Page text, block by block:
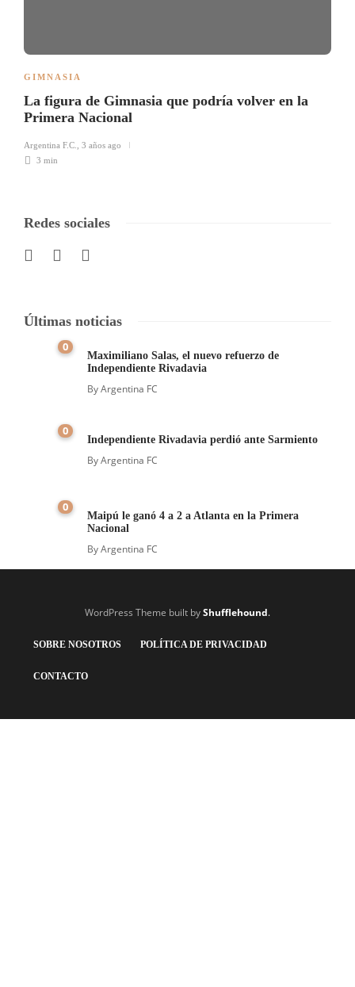
GIMNASIA
La figura de Gimnasia que podría volver en la
Primera Nacional
Argentina F.C.
3 años ago
3 min
Redes sociales
Últimas noticias
0
Maximiliano Salas, el nuevo refuerzo de
Independiente Rivadavia
ByArgentina FC
0
Independiente Rivadavia perdió ante Sarmiento
ByArgentina FC
0
Maipú le ganó 4 a 2 a Atlanta en la Primera
Nacional
ByArgentina FC
WordPress Theme built byShufflehound.
SOBRE NOSOTROS POLÍTICA DE PRIVACIDAD
CONTACTO